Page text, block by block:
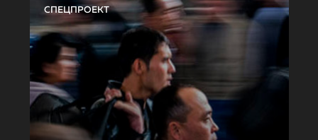
СПЕЦПРОЕКТ